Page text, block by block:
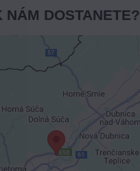
NÁM DOSTANETE?
obsah je blokován
Volbami soukromí
si načíst externí obsah?
Povolit jednou